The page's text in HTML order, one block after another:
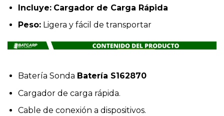
Incluye: Cargador de Carga Rápida
Peso:Ligera y fácil de transportar
Batería Sonda Batería S162870
Cargador de carga rápida.
Cable de conexión a dispositivos.